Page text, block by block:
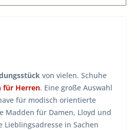
von vielen. Schuhe
für Herren. Eine große Auswahl
für modisch orientierte
Madden für Damen, Lloyd und
in Sachen